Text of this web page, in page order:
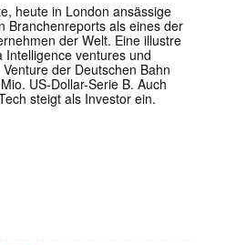
heute in London ansässige
Branchenreports als eines der
der Welt. Eine illustre
Intelligence ventures und
der Deutschen Bahn
US-Dollar-Serie B. Auch
steigt als Investor ein.